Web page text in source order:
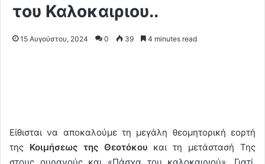
του Καλοκαιριου..
15 Αυγούστου, 2024 0 39 4 minutes read
Είθισται να αποκαλούμε τη μεγάλη θεομητορική εορτή
της Κοιμήσεως της Θεοτόκου και τη μετάστασή Της